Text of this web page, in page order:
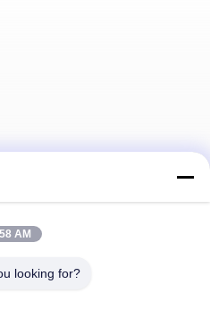
AM
looking for?